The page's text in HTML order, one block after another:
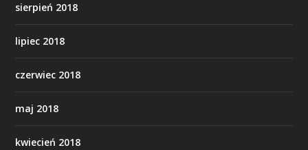
sierpień 2018
lipiec 2018
czerwiec 2018
maj 2018
kwiecień 2018